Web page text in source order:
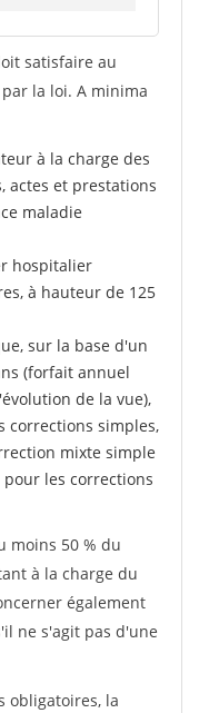
satisfaire au
la loi. A minima
à la charge des
actes et prestations
maladie
hospitalier
à hauteur de 125
sur la base d'un
(forfait annuel
de la vue),
corrections simples,
mixte simple
les corrections
moins 50 % du
à la charge du
également
ne s'agit pas d'une
obligatoires, la